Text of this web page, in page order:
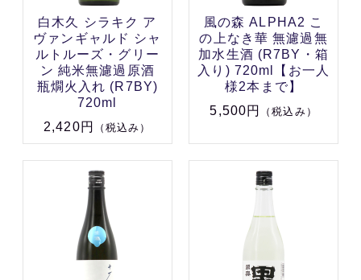
白木久 シラキク ア
ヴァンギャルド シャ
ルトルーズ・グリー
ン 純米無濾過原酒
瓶燗火入れ (R7BY)
720ml
2,420円
（税込み）
風の森 ALPHA2 こ
の上なき華 無濾過無
加水生酒 (R7BY・箱
入り) 720ml【お一人
様2本まで】
5,500円
（税込み）